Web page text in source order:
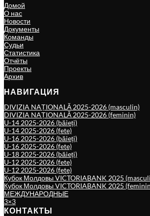
Домой
О нас
Новости
Документы
Команды
Судьи
Статистика
Отчёты
Проекты
Архив
НАВИГАЦИЯ
DIVIZIA NAȚIONALĂ 2025-2026 (masculin)
DIVIZIA NAȚIONALĂ 2025-2026 (feminin)
U-14 2025-2026 (băieți)
U-14 2025-2026 (fete)
U-16 2025-2026 (băieți)
U-16 2025-2026 (fete)
U-18 2025-2026 (băieți)
U-12 2025-2026 (fete)
U-12 2025-2026 (fete)
Кубок Молдовы VICTORIABANK 2025
Кубок Молдовы VICTORIABANK 2025
МЕЖДУНАРОДНЫЕ
3×3
КОНТАКТЫ